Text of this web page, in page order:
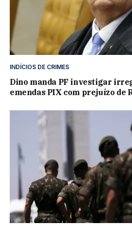
INDÍCIOS DE CRIMES
Dino manda PF investigar
emendas PIX com prejuízo de